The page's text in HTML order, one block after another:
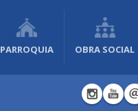
PARROQUIA OBRA SOCIAL